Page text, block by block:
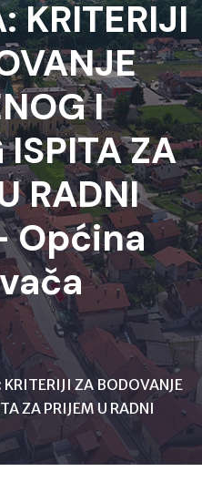
KRITERIJI
I
ZA
RADNI
Općina
ZA BODOVANJE
ZA PRIJEM U RADNI